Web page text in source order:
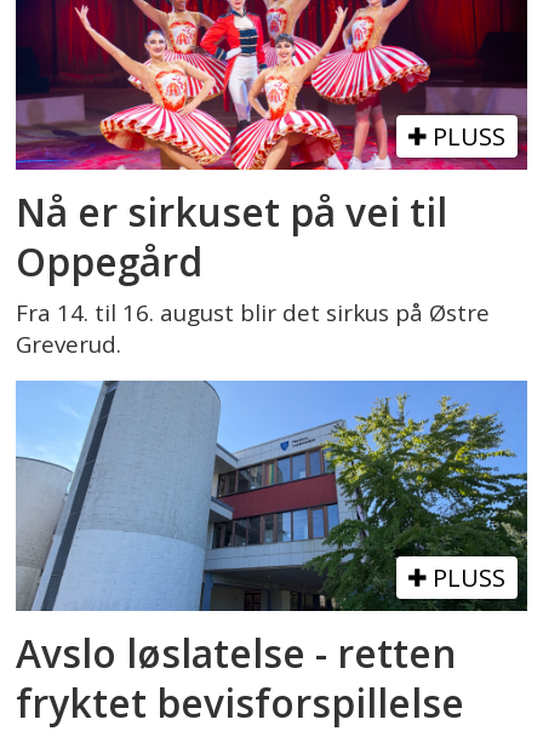
PLUSS
Nå er sirkuset på vei til
Oppegård
Fra 14. til 16. august blir det sirkus på Østre
Greverud.
PLUSS
Avslo løslatelse - retten
fryktet bevisforspillelse